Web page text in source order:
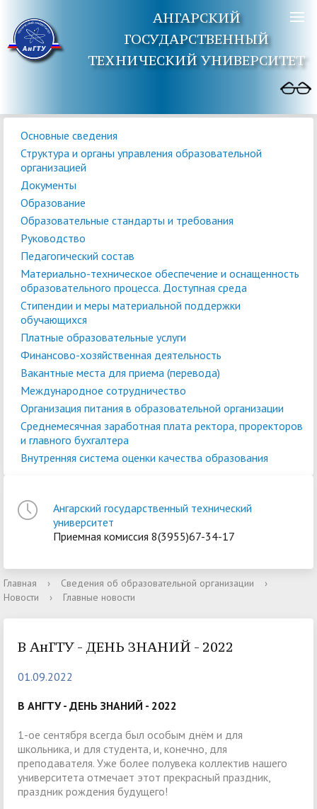
АНГАРСКИЙ
ГОСУДАРСТВЕННЫЙ
ТЕХНИЧЕСКИЙ УНИВЕРСИТЕТ
Основные сведения
Структура и органы управления образовательной
организацией
Документы
Образование
Образовательные стандарты и требования
Руководство
Педагогический состав
Материально-техническое обеспечение и оснащенность
образовательного процесса. Доступная среда
Стипендии и меры материальной поддержки
обучающихся
Платные образовательные услуги
Финансово-хозяйственная деятельность
Вакантные места для приема (перевода)
Международное сотрудничество
Организация питания в образовательной организации
Среднемесячная заработная плата ректора, проректоров
и главного бухгалтера
Внутренняя система оценки качества образования
Ангарский государственный технический
университет
Приемная комиссия 8(3955)67-34-17
Главная › Сведения об образовательной организации
›
Новости
› Главные новости
В АнГТУ - ДЕНЬ ЗНАНИЙ - 2022
01.09.2022
В АНГТУ - ДЕНЬ ЗНАНИЙ - 2022
1-ое сентября всегда был особым днём и для
школьника, и для студента, и, конечно, для
преподавателя. Уже более полувека коллектив нашего
университета отмечает этот прекрасный праздник,
праздник рождения будущего!